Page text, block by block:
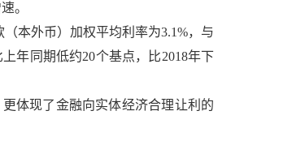
。
本外币）加权平均利率为3.1%，与
年同期低约20个基点，比2018年下
体现了金融向实体经济合理让利的